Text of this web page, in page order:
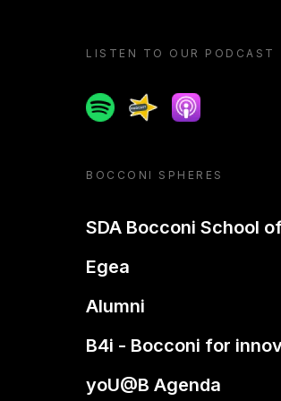
LISTEN TO OUR PODCAST
SpotifySpreakerApple podcast
BOCCONI SPHERES
SDA Bocconi School
Egea
Alumni
B4i - Bocconi for
yoU@B Agenda